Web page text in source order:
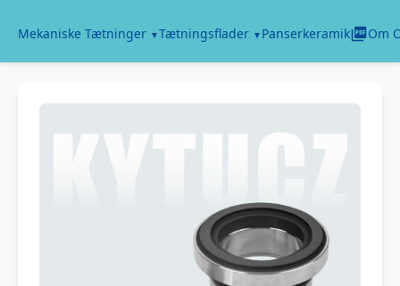
Mekaniske Tætninger Tætningsflader Panserkeramik Om